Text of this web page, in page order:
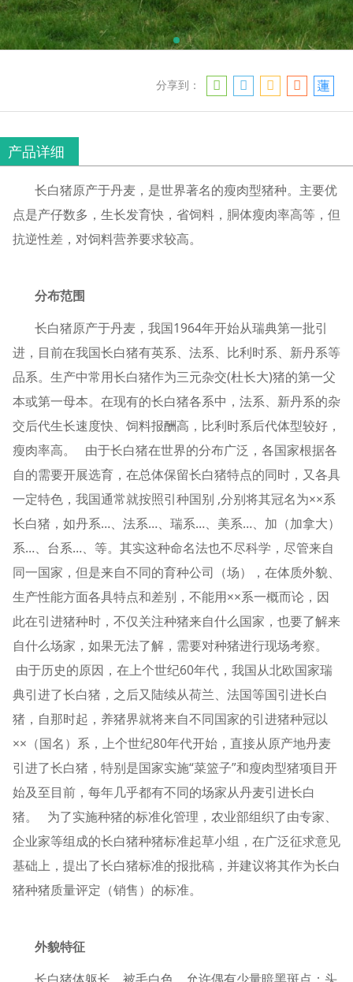
分享到：
产品详细
长白猪原产于丹麦，是世界著名的瘦肉型猪种。主要优
点是产仔数多，生长发育快，省饲料，胴体瘦肉率高等，但
抗逆性差，对饲料营养要求较高。
分布范围
长白猪原产于丹麦，我国1964年开始从瑞典第一批引
进，目前在我国长白猪有英系、法系、比利时系、新丹系等
品系。生产中常用长白猪作为三元杂交(杜长大)猪的第一父
本或第一母本。在现有的长白猪各系中，法系、新丹系的杂
交后代生长速度快、饲料报酬高，比利时系后代体型较好，
瘦肉率高。 由于长白猪在世界的分布广泛，各国家根据各
自的需要开展选育，在总体保留长白猪特点的同时，又各具
一定特色，我国通常就按照引种国别 ,分别将其冠名为××系
长白猪，如丹系…、法系…、瑞系…、美系…、加（加拿大）
系…、台系…、等。其实这种命名法也不尽科学，尽管来自
同一国家，但是来自不同的育种公司（场），在体质外貌、
生产性能方面各具特点和差别，不能用××系一概而论，因
此在引进猪种时，不仅关注种猪来自什么国家，也要了解来
自什么场家，如果无法了解，需要对种猪进行现场考察。
由于历史的原因，在上个世纪60年代，我国从北欧国家瑞
典引进了长白猪，之后又陆续从荷兰、法国等国引进长白
猪，自那时起，养猪界就将来自不同国家的引进猪种冠以
××（国名）系，上个世纪80年代开始，直接从原产地丹麦
引进了长白猪，特别是国家实施“菜篮子”和瘦肉型猪项目开
始及至目前，每年几乎都有不同的场家从丹麦引进长白
猪。 为了实施种猪的标准化管理，农业部组织了由专家、
企业家等组成的长白猪种猪标准起草小组，在广泛征求意见
基础上，提出了长白猪标准的报批稿，并建议将其作为长白
猪种猪质量评定（销售）的标准。
外貌特征